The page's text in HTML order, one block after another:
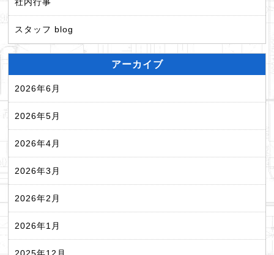
スタッフ blog
アーカイブ
2026年6月
2026年5月
2026年4月
2026年3月
2026年2月
2026年1月